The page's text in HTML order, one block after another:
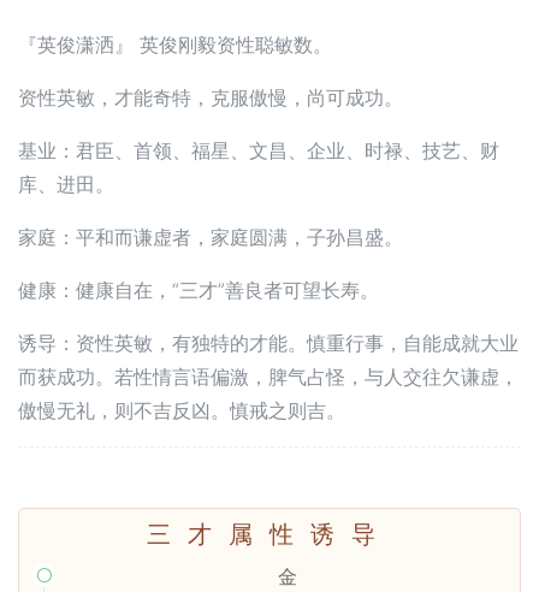
『英俊潇洒』 英俊刚毅资性聪敏数。
资性英敏，才能奇特，克服傲慢，尚可成功。
基业：君臣、首领、福星、文昌、企业、时禄、技艺、财
库、进田。
家庭：平和而谦虚者，家庭圆满，子孙昌盛。
健康：健康自在，“三才”善良者可望长寿。
诱导：资性英敏，有独特的才能。慎重行事，自能成就大业
而获成功。若性情言语偏激，脾气占怪，与人交往欠谦虚，
傲慢无礼，则不吉反凶。慎戒之则吉。
三才属性诱导
 金